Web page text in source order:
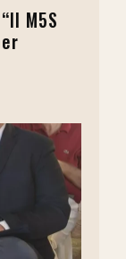
M5S